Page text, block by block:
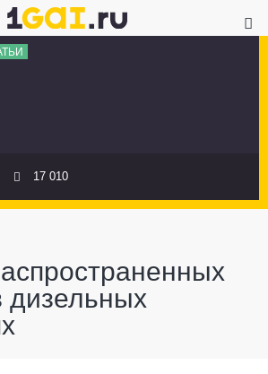
17 010
дизельных